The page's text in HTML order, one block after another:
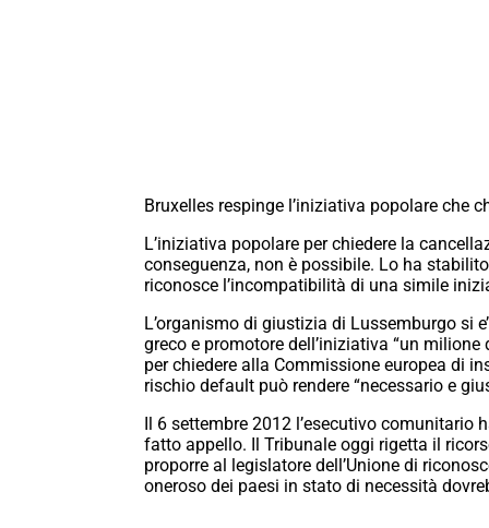
Bruxelles respinge l’iniziativa popolare che
L’iniziativa popolare per chiedere la
conseguenza, non è possibile. Lo ha
riconosce l’incompatibilità di una simile
L’organismo di giustizia di Lussemburgo si
greco e promotore dell’iniziativa “un
per chiedere alla Commissione europea di
rischio default può rendere “necessario e
Il 6 settembre 2012 l’esecutivo comunitario
fatto appello. Il Tribunale oggi rigetta il
proporre al legislatore dell’Unione di
oneroso dei paesi in stato di necessità